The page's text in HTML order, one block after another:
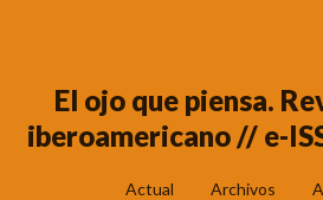
El ojo que piensa.
iberoamericano // e-
Actual Archivos